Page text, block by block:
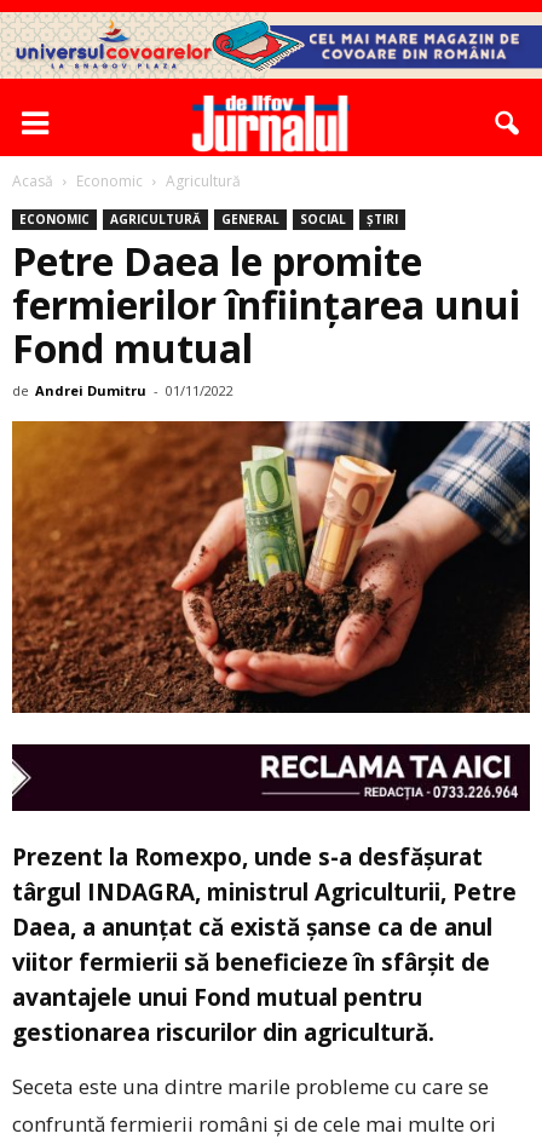
Acasă Economic Agricultură
ECONOMIC AGRICULTURĂ GENERAL SOCIAL ȘTIRI
Petre Daea le promite
fermierilor înființarea unui
Fond mutual
de Andrei Dumitru - 01/11/2022
Prezent la Romexpo, unde s-a desfăşurat
târgul INDAGRA, ministrul Agriculturii, Petre
Daea, a anunțat că există şanse ca de anul
viitor fermierii să beneficieze în sfârşit de
avantajele unui Fond mutual pentru
gestionarea riscurilor din agricultură.
Seceta este una dintre marile probleme cu care se
confruntă fermierii români şi de cele mai multe ori